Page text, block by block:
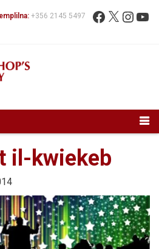
Facebook
X
+356 2145 5497
il-kwiekeb